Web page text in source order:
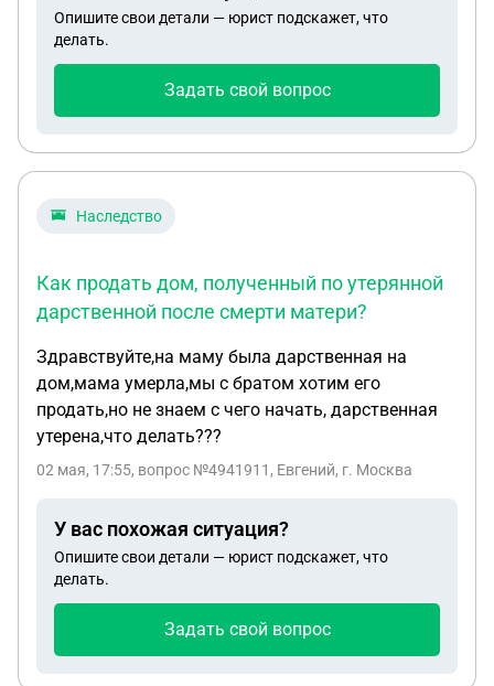
пришло письмо. Не понимаю зачем и почему?
Если я ничего не нарушила отдыхала как обычное
Опишите свои детали — юрист подскажет, что
делать.
Задать свой вопрос
Наследство
Как продать дом, полученный по утерянной
дарственной после смерти матери?
Здравствуйте,на маму была дарственная на
дом,мама умерла,мы с братом хотим его
продать,но не знаем с чего начать, дарственная
утерена,что делать???
02 мая, 17:55, вопрос №4941911, Евгений, г. Москва
У вас похожая ситуация?
Опишите свои детали — юрист подскажет, что
делать.
Задать свой вопрос